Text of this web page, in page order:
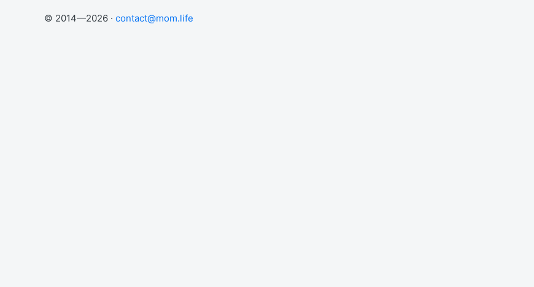
© 2014—2026 · contact@mom.life